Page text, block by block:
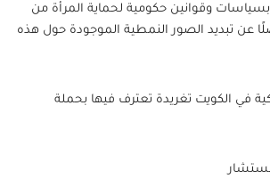
وقوانين حكومية لحماية المرأة من
عن تبديد الصور النمطية الموجودة حول هذه
في الكويت تغريدة تعترف فيها بحملة